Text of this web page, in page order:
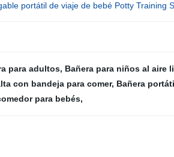
portátil de viaje de bebé Potty Training
para adultos, Bañera para niños al aire
con bandeja para comer, Bañera
para bebés,